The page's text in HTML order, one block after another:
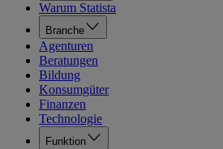
Warum Statista
Branche
Agenturen
Beratungen
Bildung
Konsumgüter
Finanzen
Technologie
Funktion